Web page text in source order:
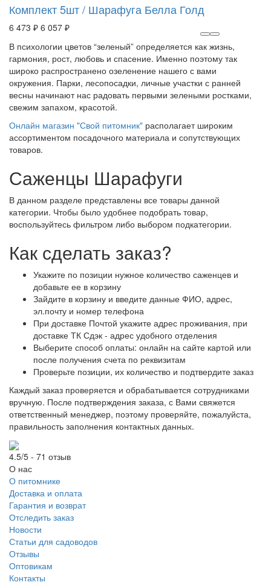
Комплект 5шт / Шарафуга Белла Голд
6 473 ₽ 6 057 ₽
В психологии цветов “зеленый” определяется как жизнь,
гармония, рост, любовь и спасение. Именно поэтому так
широко распространено озеленение нашего с вами
окружения. Парки, лесопосадки, личные участки с ранней
весны начинают нас радовать первыми зелеными ростками,
свежим запахом, красотой.
Онлайн магазин "Свой питомник" располагает широким
ассортиментом посадочного материала и сопутствующих
товаров.
Саженцы Шарафуги
В данном разделе представлены все товары данной
категории. Чтобы было удобнее подобрать товар,
воспользуйтесь фильтром либо выбором подкатегории.
Как сделать заказ?
Укажите по позиции нужное количество саженцев и
добавьте ее в корзину
Зайдите в корзину и введите данные ФИО, адрес,
эл.почту и номер телефона
При доставке Почтой укажите адрес проживания, при
доставке ТК Сдэк - адрес удобного отделения
Выберите способ оплаты: онлайн на сайте картой или
после получения счета по реквизитам
Проверьте позиции, их количество и подтвердите заказ
Каждый заказ проверяется и обрабатывается сотрудниками
вручную. После подтверждения заказа, с Вами свяжется
ответственный менеджер, поэтому проверяйте, пожалуйста,
правильность заполнения контактных данных.
4.5/5 - 71 отзыв
О нас
О питомнике
Доставка и оплата
Гарантия и возврат
Отследить заказ
Новости
Статьи для садоводов
Отзывы
Оптовикам
Контакты